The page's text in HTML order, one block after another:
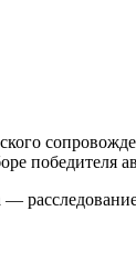
победителя